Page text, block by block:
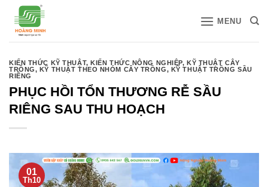
qua
MENU
KIẾN THỨC KỸ THUẬT,KIẾN THỨC NÔNG NGHIỆP,KỸ THUẬT CÂY
TRỒNG, KỸ THUẬT THEO NHÓM CÂY TRỒNG, KỸ THUẬT TRỒNG SẦU
RIÊNG
PHỤC HỒI TỔN THƯƠNG RỄ SẦU
RIÊNG SAU THU HOẠCH
01
Th10